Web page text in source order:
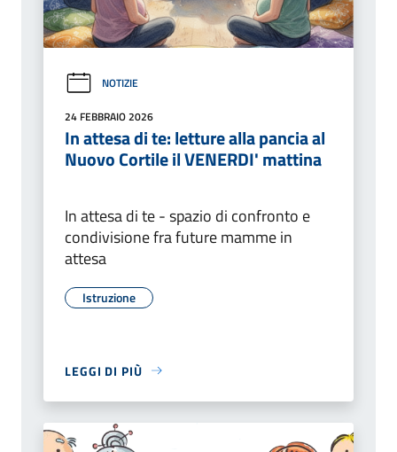
NOTIZIE
24 FEBBRAIO 2026
In attesa di te: letture alla pancia al
Nuovo Cortile il VENERDI' mattina
In attesa di te - spazio di confronto e
condivisione fra future mamme in
attesa
Istruzione
LEGGI DI PIÙ